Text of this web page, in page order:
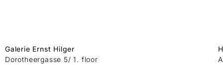
Galerie Ernst Hilger
Dorotheergasse 5/ 1. floor